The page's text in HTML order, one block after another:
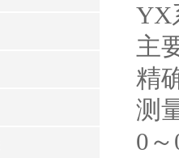
YX
主
精
测
0